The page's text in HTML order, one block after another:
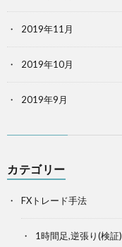
2019年11月
2019年10月
2019年9月
カテゴリー
FXトレード手法
1時間足,逆張り(検証)